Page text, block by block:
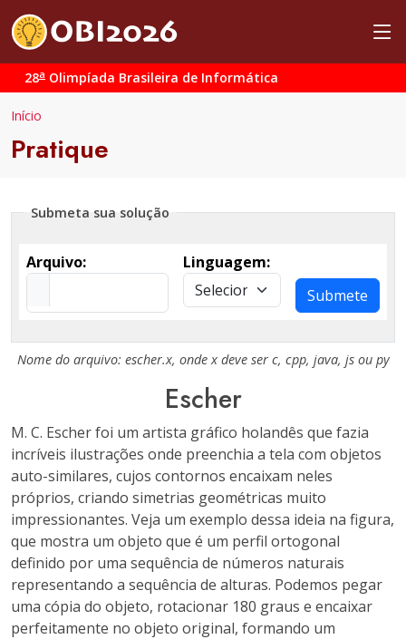
28a Olimpíada Brasileira de Informática
Início
Pratique
Submeta sua solução
Arquivo:
Linguagem:
Submete
Nome do arquivo: escher.x, ondexdeve ser c, cpp, java, jsou py
Escher
M. C. Escher foi um artista gráfico holandês que fazia
incríveis ilustrações onde preenchia a tela com objetos
auto-similares, cujos contornos encaixam neles
próprios, criando simetrias geométricas muito
impressionantes. Veja um exemplo dessa ideia na figura,
que mostra um objeto que é um perfil ortogonal
definido por uma sequência de números naturais
representando a sequência de alturas. Podemos pegar
uma cópia do objeto, rotacionar 180 graus e encaixar
perfeitamente no objeto original, formando um